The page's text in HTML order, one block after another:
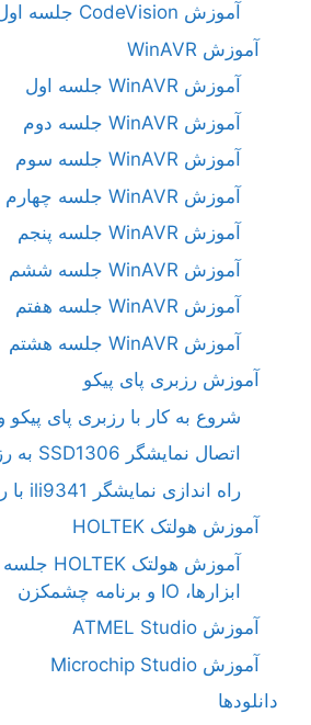
آموزش CodeVision جلسه اول
آموزش WinAVR
آموزش WinAVR جلسه اول
آموزش WinAVR جلسه دوم
آموزش WinAVR جلسه سوم
آموزش WinAVR جلسه چهارم
آموزش WinAVR جلسه پنجم
آموزش WinAVR جلسه ششم
آموزش WinAVR جلسه هفتم
آموزش WinAVR جلسه هشتم
آموزش رزبری پای پیکو
شروع به کار با رزبری پای پیکو
اتصال نمایشگر SSD1306 به رزبری پای پیکو
راه اندازی نمایشگر ili9341 با رزبری پای پیکو
آموزش هولتک HOLTEK
ابزارها، IO و برنامه چشمکزن
آموزش ATMEL Studio
آموزش Microchip Studio
دانلودها